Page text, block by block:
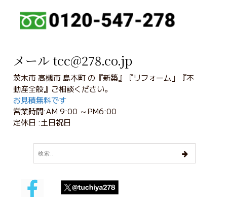
メール tcc@278.co.jp
茨木市 高槻市 島本町 の『新築』『リフォーム」『不
動産全般』ご相談ください。
お見積無料です
営業時間:AM 9:00 ～PM6:00
定休日 :土日祝日